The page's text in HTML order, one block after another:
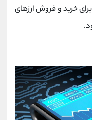
خرید و فروش ارزهای